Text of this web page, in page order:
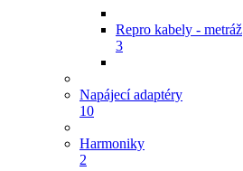
Repro kabely - metráž
3
Napájecí adaptéry
10
Harmoniky
2